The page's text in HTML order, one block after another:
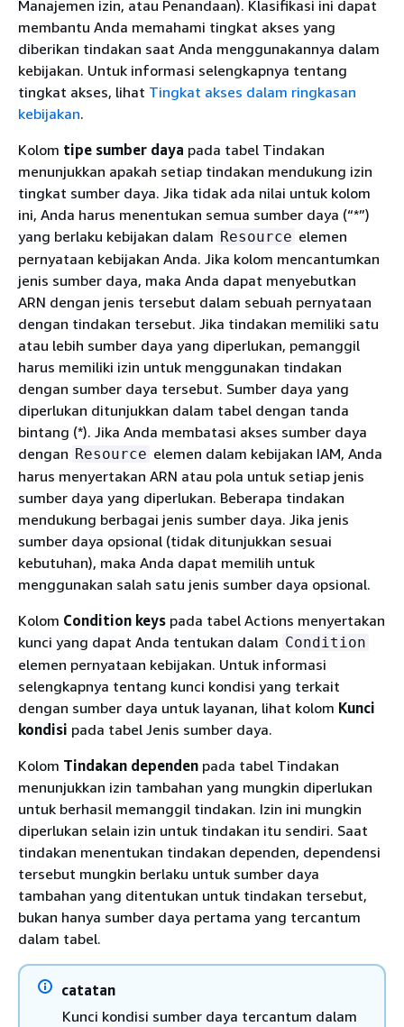
Manajemen izin, atau Penandaan). Klasifikasi ini dapat
membantu Anda memahami tingkat akses yang
diberikan tindakan saat Anda menggunakannya dalam
kebijakan. Untuk informasi selengkapnya tentang
tingkat akses, lihat Tingkat akses dalam ringkasan
kebijakan.
Kolom tipe sumber daya pada tabel Tindakan
menunjukkan apakah setiap tindakan mendukung izin
tingkat sumber daya. Jika tidak ada nilai untuk kolom
ini, Anda harus menentukan semua sumber daya (“*”)
yang berlaku kebijakan dalam Resource elemen
pernyataan kebijakan Anda. Jika kolom mencantumkan
jenis sumber daya, maka Anda dapat menyebutkan
ARN dengan jenis tersebut dalam sebuah pernyataan
dengan tindakan tersebut. Jika tindakan memiliki satu
atau lebih sumber daya yang diperlukan, pemanggil
harus memiliki izin untuk menggunakan tindakan
dengan sumber daya tersebut. Sumber daya yang
diperlukan ditunjukkan dalam tabel dengan tanda
bintang (*). Jika Anda membatasi akses sumber daya
dengan Resource elemen dalam kebijakan IAM, Anda
harus menyertakan ARN atau pola untuk setiap jenis
sumber daya yang diperlukan. Beberapa tindakan
mendukung berbagai jenis sumber daya. Jika jenis
sumber daya opsional (tidak ditunjukkan sesuai
kebutuhan), maka Anda dapat memilih untuk
menggunakan salah satu jenis sumber daya opsional.
Kolom Condition keys pada tabel Actions menyertakan
kunci yang dapat Anda tentukan dalam Condition
elemen pernyataan kebijakan. Untuk informasi
selengkapnya tentang kunci kondisi yang terkait
dengan sumber daya untuk layanan, lihat kolom Kunci
kondisi pada tabel Jenis sumber daya.
Kolom Tindakan dependen pada tabel Tindakan
menunjukkan izin tambahan yang mungkin diperlukan
untuk berhasil memanggil tindakan. Izin ini mungkin
diperlukan selain izin untuk tindakan itu sendiri. Saat
tindakan menentukan tindakan dependen, dependensi
tersebut mungkin berlaku untuk sumber daya
tambahan yang ditentukan untuk tindakan tersebut,
bukan hanya sumber daya pertama yang tercantum
dalam tabel.
catatan
Kunci kondisi sumber daya tercantum dalam